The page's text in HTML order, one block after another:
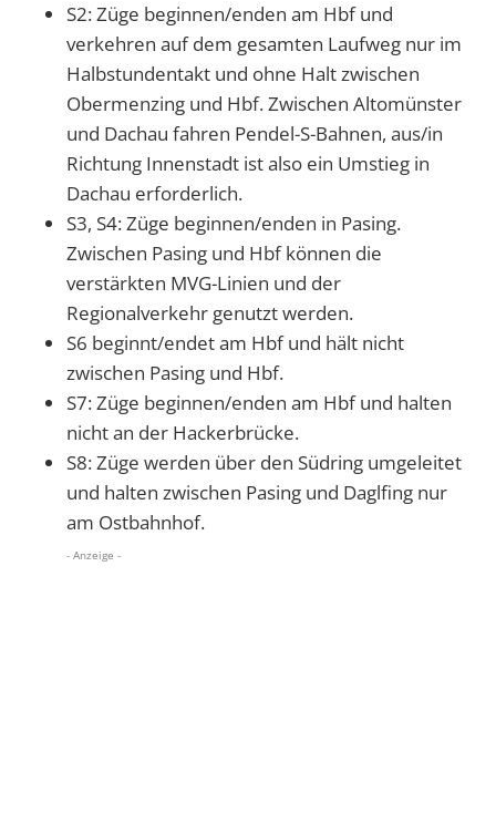
S2: Züge beginnen/enden am Hbf und
verkehren auf dem gesamten Laufweg nur im
Halbstundentakt und ohne Halt zwischen
Obermenzing und Hbf. Zwischen Altomünster
und Dachau fahren Pendel-S-Bahnen, aus/in
Richtung Innenstadt ist also ein Umstieg in
Dachau erforderlich.
S3, S4: Züge beginnen/enden in Pasing.
Zwischen Pasing und Hbf können die
verstärkten MVG-Linien und der
Regionalverkehr genutzt werden.
S6 beginnt/endet am Hbf und hält nicht
zwischen Pasing und Hbf.
S7: Züge beginnen/enden am Hbf und halten
nicht an der Hackerbrücke.
S8: Züge werden über den Südring umgeleitet
und halten zwischen Pasing und Daglfing nur
am Ostbahnhof.
- Anzeige -